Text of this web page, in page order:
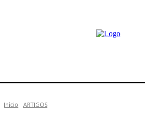
Início ARTIGOS